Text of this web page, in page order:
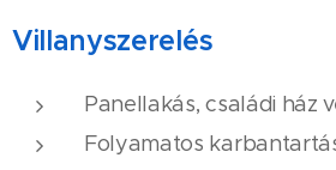
Villanyszerelés
Panellakás, családi ház
Folyamatos